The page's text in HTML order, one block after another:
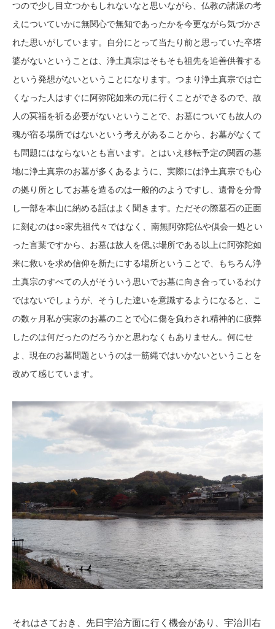
つので少し目立つかもしれないなと思いながら、 仏教の諸派の考
えについていかに無関心で無知であったかを今更ながら気づかさ
れた思いがしています。自分にとって当たり前と思っていた卒塔
婆がないということは、浄土真宗はそもそも祖先を追善供養する
という発想がないということになります。つまり浄土真宗では亡
くなった人はすぐに阿弥陀如来の元に行くことができるので、故
人の冥福を祈る必要がないということで、お墓についても故人の
魂が宿る場所ではないという考えがあることから、お墓がなくて
も問題にはならないとも言います。とはいえ 移転予定の関西の墓
地に浄土真宗のお墓が多くあるように、実際には浄土真宗でも心
の拠り所としてお墓を造るのは一般的のようですし、 遺骨を分骨
し一部を本山に納める話はよく聞きます。ただその際墓石の正面
に刻むのは○○家先祖代々ではなく、南無阿弥陀仏や倶会一処とい
った言葉ですから、お墓は故人を偲ぶ場所である以上に阿弥陀如
来に救いを求め信仰を新たにする場所ということで、もちろん浄
土真宗のすべての人がそういう思いでお墓に向き合っているわけ
ではないでしょうが、そうした違いを意識するようになると、
こ
の数ヶ月私が実家のお墓のことで心に傷を負わされ精神的に疲弊
したのは何だったのだろうかと思わなくもありません。何にせ
よ、 現在のお墓問題というのは一筋縄ではいかないということを
改めて感じています。
それはさておき、先日宇治方面に行く機会があり、宇治川右